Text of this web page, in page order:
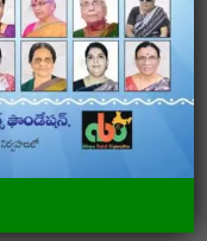
in this browser